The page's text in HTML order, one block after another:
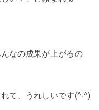
なの成果が上がるの
て、うれしいです(^-^)